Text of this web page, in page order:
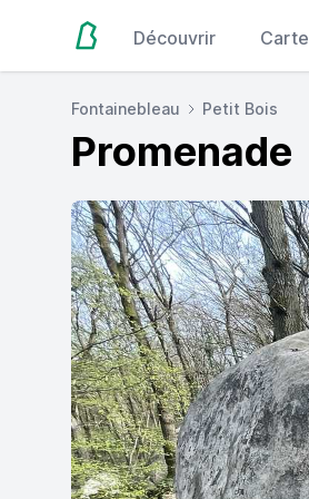
Découvrir Carte
Fontainebleau Petit Bois
Promenade